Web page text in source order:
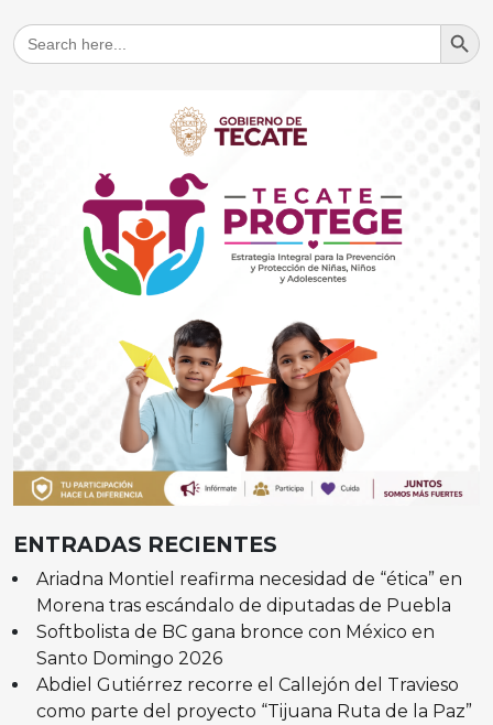
Search
for:
Search
ENTRADAS RECIENTES
Ariadna Montiel reafirma necesidad de “ética” en
Morena tras escándalo de diputadas de Puebla
Softbolista de BC gana bronce con México en
Santo Domingo 2026
Abdiel Gutiérrez recorre el Callejón del Travieso
como parte del proyecto “Tijuana Ruta de la Paz”